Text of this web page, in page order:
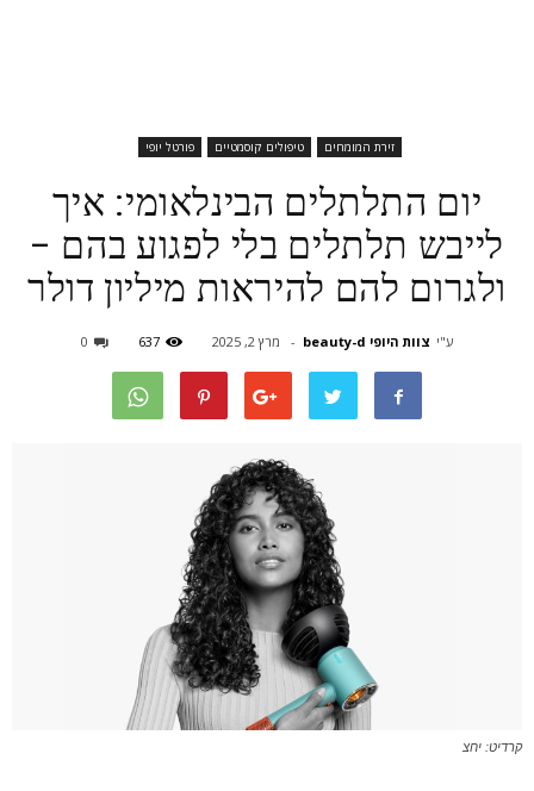
זירת המומחים טיפולים קוסמטיים פורטל יופי
יום התלתלים הבינלאומי: איך
לייבש תלתלים בלי לפגוע בהם –
ולגרום להם להיראות מיליון דולר
ע"י צוות היופי beauty-d - מרץ 2, 2025 637
0
קרדיט: יחצ